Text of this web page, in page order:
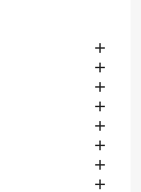







